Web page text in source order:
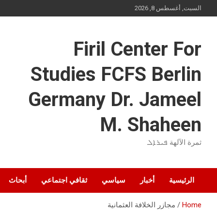
to
السبت, أغسطس 8, 2026
Firil Center For
Studies FCFS Berlin
Germany Dr. Jameel
M. Shaheen
ثمرة الآلهة ܦܝܪܐܠ
الرئيسية أخبار سياسي ثقافي اجتماعي أبحاث
Home مجازر الخلافة العثمانية